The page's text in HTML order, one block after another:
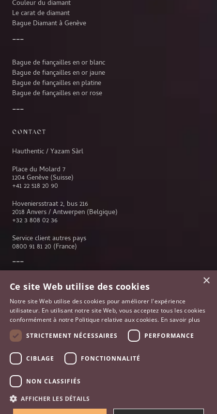
Couleur du diamant
Le carat de diamant
Bague Diamant à Genève
Bague de fiançailles en or blanc
Bague de fiançailles en or jaune
Bague de fiançailles en platine
Bague de fiançailles en or rose
CONTACT
Hauthentic / Yazam Sàrl
Place du Molard 7
1204 Genève (Suisse)
+41 22 518 20 90
Hoveniersstraat 2, bus 216
2018 Anvers / Antwerpen (Belgique)
+32 3 808 02 36
Service client autres pays
0800 91 81 20 (France)
Service client
Lausanne
Anvers
Paris
France
×
Ce site Web utilise des cookies
Notre site Web utilise des cookies pour améliorer l'expérience
utilisateur. En utilisant notre site Web, vous acceptez tous les cookies
conformément à notre Politique relative aux cookies. En savoir plus
STRICTEMENT NÉCESSAIRES
PERFORMANCE
CIBLAGE FONCTIONNALITÉ
NON CLASSIFIÉS
AFFICHER LES DÉTAILS